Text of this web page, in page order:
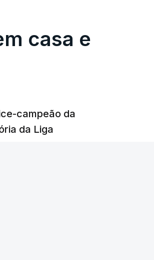
casa e
campeão da
da Liga